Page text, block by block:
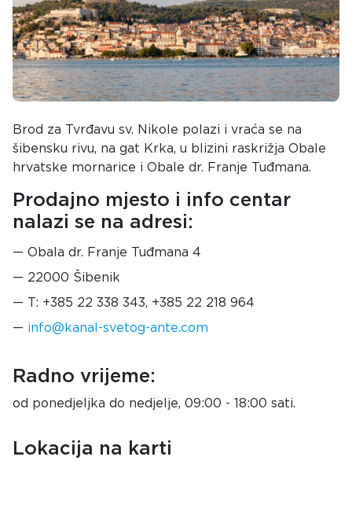
Brod za Tvrđavu sv. Nikole polazi i vraća se na
šibensku rivu, na gat Krka, u blizini raskrižja Obale
hrvatske mornarice i Obale dr. Franje Tuđmana.
Prodajno mjesto i info centar
nalazi se na adresi:
Obala dr. Franje Tuđmana 4
22000 Šibenik
T: +385 22 338 343, +385 22 218 964
info@kanal-svetog-ante.com
Radno vrijeme:
od ponedjeljka do nedjelje, 09:00 - 18:00 sati.
Lokacija na karti